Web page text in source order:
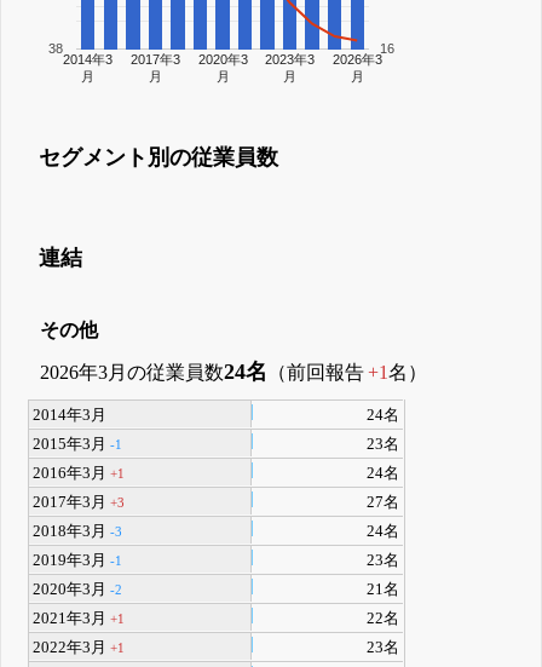
2014年3
月
2017年3
月
2020年3
月
2023年3
月
2026年3
月
38 16
セグメント別の従業員数
連結
その他
2026年3月の従業員数24名 （前回報告+1名）
2014年3月
24名
2015年3月-1
23名
2016年3月+1
24名
2017年3月+3
27名
2018年3月-3
24名
2019年3月-1
23名
2020年3月-2
21名
2021年3月+1
22名
2022年3月+1
23名